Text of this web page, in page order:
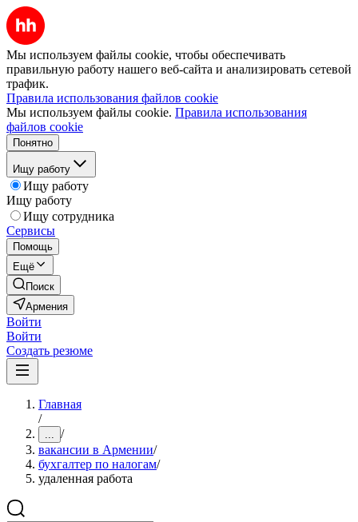
Мы используем файлы cookie, чтобы обеспечивать
правильную работу нашего веб-сайта и анализировать сетевой
трафик.
Правила использования файлов cookie
Мы используем файлы cookie. Правила использования
файлов cookie
Понятно
Ищу работу
Ищу работу
Ищу работу
Ищу сотрудника
Сервисы
Помощь
Ещё
Поиск
Армения
Войти
Войти
Создать резюме
Главная
/
... /
вакансии в Армении/
бухгалтер по налогам/
удаленная работа